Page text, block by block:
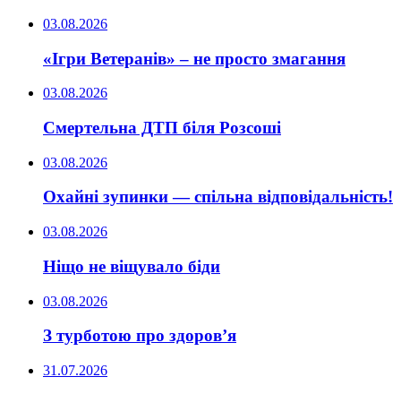
03.08.2026
«Ігри Ветеранів» – не просто змагання
03.08.2026
Смертельна ДТП біля Розсоші
03.08.2026
Охайні зупинки — спільна відповідальність!
03.08.2026
Ніщо не віщувало біди
03.08.2026
З турботою про здоров’я
31.07.2026